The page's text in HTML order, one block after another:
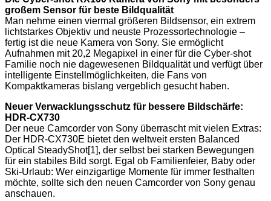
großem Sensor für beste Bildqualität
Man nehme einen viermal größeren Bildsensor, ein extrem
lichtstarkes Objektiv und neuste Prozessortechnologie –
fertig ist die neue Kamera von Sony. Sie ermöglicht
Aufnahmen mit 20,2 Megapixel in einer für die Cyber-shot
Familie noch nie dagewesenen Bildqualität und verfügt über
intelligente Einstellmöglichkeiten, die Fans von
Kompaktkameras bislang vergeblich gesucht haben.
Neuer Verwacklungsschutz für bessere Bildschärfe:
HDR-CX730
Der neue Camcorder von Sony überrascht mit vielen Extras:
Der HDR-CX730E bietet den weltweit ersten Balanced
Optical SteadyShot[1], der selbst bei starken Bewegungen
für ein stabiles Bild sorgt. Egal ob Familienfeier, Baby oder
Ski-Urlaub: Wer einzigartige Momente für immer festhalten
möchte, sollte sich den neuen Camcorder von Sony genau
anschauen.